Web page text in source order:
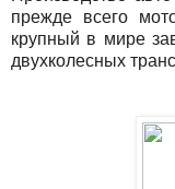
прежде всего
крупный в мире
двухколесных